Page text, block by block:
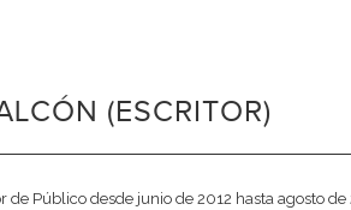
(ESCRITOR)
Público desde junio de 2012 hasta agosto de